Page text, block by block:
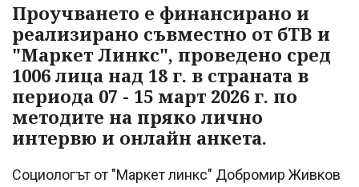
Проучването е финансирано и
реализирано съвместно от бТВ и
"Маркет Линкс", проведено сред
1006 лица над 18 г. в страната в
периода 07 - 15 март 2026 г. по
методите на пряко лично
интервю и онлайн анкета.
Социологът от "Маркет линкс" Добромир Живков